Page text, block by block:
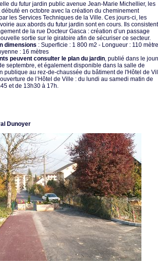
du futur jardin public avenue Jean-Marie Michellier, les
débuté en octobre avec la création du cheminement
les Services Techniques de la Ville. Ces jours-ci, les
aux abords du futur jardin sont en cours. Ils consistent
de la rue Docteur Gasca : création d’un passage
sortie sur le giratoire afin de sécuriser ce secteur.
dimensions : Superficie : 1 800 m2 - Longueur : 110
: 16 mètres
peuvent consulter le plan du jardin, publié dans le
septembre, et également disponible dans la salle de
publique au rez-de-chaussée du bâtiment de l'Hôtel de
de l’Hôtel de Ville : du lundi au samedi matin de
et de 13h30 à 17h.
Dunoyer